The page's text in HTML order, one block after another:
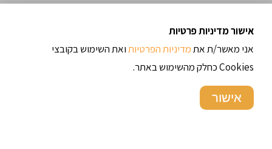
אישור מדיניות פרטיות
אני מאשר/ת אתמדיניות הפרטיותואת השימוש בקובצי
Cookies כחלק מהשימוש באתר.
אישור